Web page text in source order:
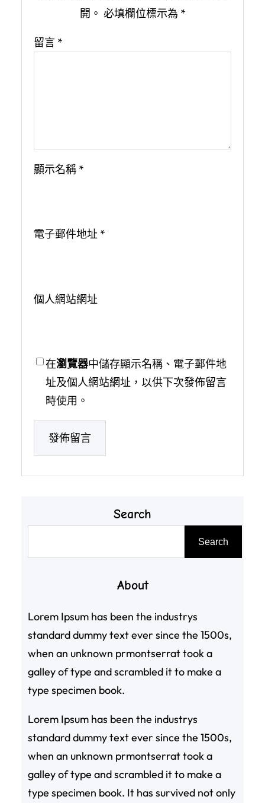
開。 必填欄位標示為 *
留言 *
顯示名稱 *
電子郵件地址 *
個人網站網址
在瀏覽器中儲存顯示名稱、電子郵件地
址及個人網站網址，以供下次發佈留言
時使用。
Search
Search
About
Lorem Ipsum has been the industrys
standard dummy text ever since the 1500s,
when an unknown prmontserrat took a
galley of type and scrambled it to make a
type specimen book.
Lorem Ipsum has been the industrys
standard dummy text ever since the 1500s,
when an unknown prmontserrat took a
galley of type and scrambled it to make a
type specimen book. It has survived not only